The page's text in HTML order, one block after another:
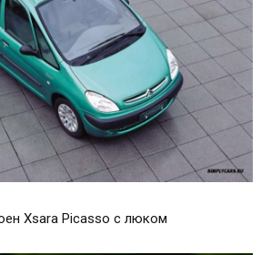
Xsara Picasso с люком